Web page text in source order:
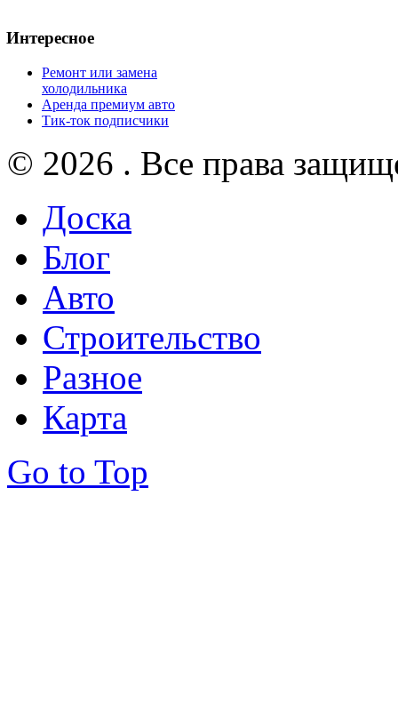
Интересное
Ремонт или замена
холодильника
Аренда премиум авто
Тик-ток подписчики
© 2026 . Все права
Доска
Блог
Авто
Строительство
Разное
Карта
Go to Top